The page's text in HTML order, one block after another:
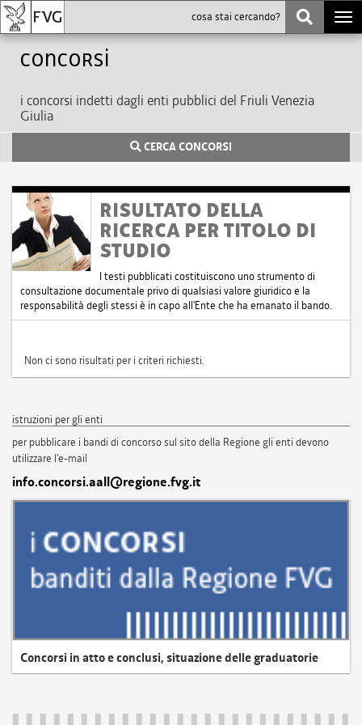
Concorsi
i concorsi indetti dagli enti pubblici del Friuli Venezia
Giulia
CERCA CONCORSI
RISULTATO DELLA
RICERCA PER TITOLO DI
STUDIO
I testi pubblicati costituiscono uno strumento di
consultazione documentale privo di qualsiasi valore giuridico e la
responsabilità degli stessi è in capo all'Ente che ha emanato il bando.
Non ci sono risultati per i criteri richiesti.
istruzioni per gli enti
per pubblicare i bandi di concorso sul sito della Regione gli enti devono
utilizzare l'e-mail
info.concorsi.aall@regione.fvg.it
Concorsi in atto e conclusi, situazione delle graduatorie